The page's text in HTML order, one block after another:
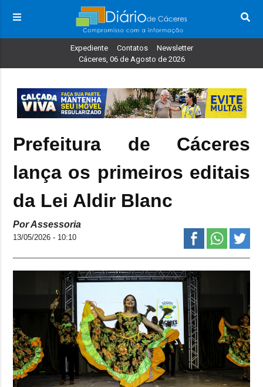
Expediente Contatos
Newsletter
Cáceres, 06 de Agosto de 2026
Prefeitura de Cáceres
lança os primeiros editais
da Lei Aldir Blanc
Por Assessoria
13/05/2026 - 10:10